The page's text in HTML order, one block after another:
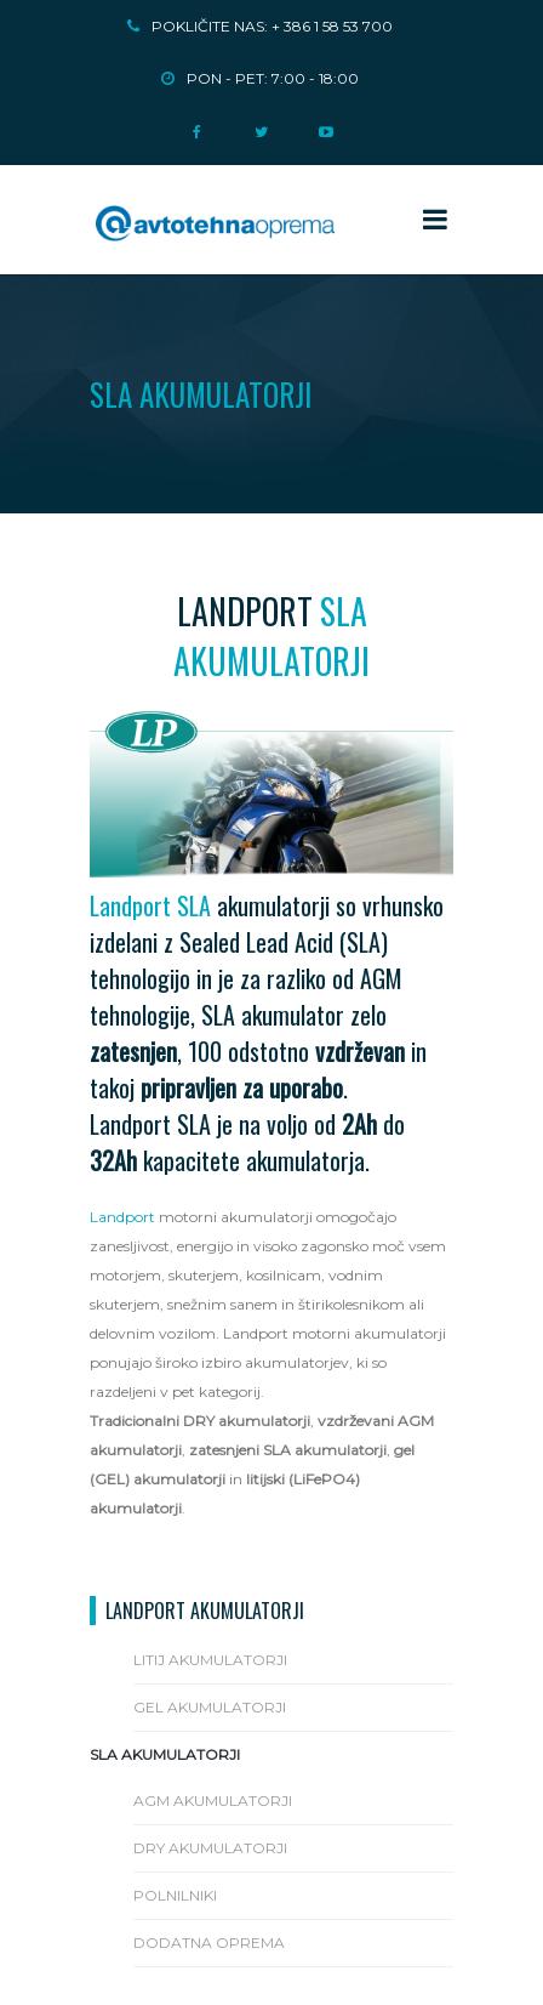
POKLIČITE NAS: + 386 1 58 53 700
PON - PET: 7:00 - 18:00
SLA AKUMULATORJI
LANDPORTSLA
AKUMULATORJI
Landport SLA akumulatorji so vrhunsko
izdelani z Sealed Lead Acid (SLA)
tehnologijo in je za razliko od AGM
tehnologije, SLA akumulator zelo
zatesnjen, 100 odstotno vzdrževan in
takoj pripravljen za uporabo.
Landport SLA je na voljo od 2Ah do
32Ah kapacitete akumulatorja.
Landport motorni akumulatorji omogočajo
zanesljivost, energijo in visoko zagonsko moč vsem
motorjem, skuterjem, kosilnicam, vodnim
skuterjem, snežnim sanem in štirikolesnikom ali
delovnim vozilom. Landport motorni akumulatorji
ponujajo široko izbiro akumulatorjev, ki so
razdeljeni v pet kategorij.
Tradicionalni DRY akumulatorji, vzdrževani AGM
akumulatorji, zatesnjeni SLA akumulatorji, gel
(GEL) akumulatorji in litijski (LiFePO4)
akumulatorji.
LANDPORT AKUMULATORJI
LITIJ AKUMULATORJI
GEL AKUMULATORJI
SLA AKUMULATORJI
AGM AKUMULATORJI
DRY AKUMULATORJI
POLNILNIKI
DODATNA OPREMA